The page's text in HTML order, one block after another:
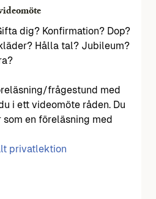
dig? Konfirmation? Dop?
Hålla tal? Jubileum?
frågestund med
i ett videomöte råden. Du
en föreläsning med
privatlektion